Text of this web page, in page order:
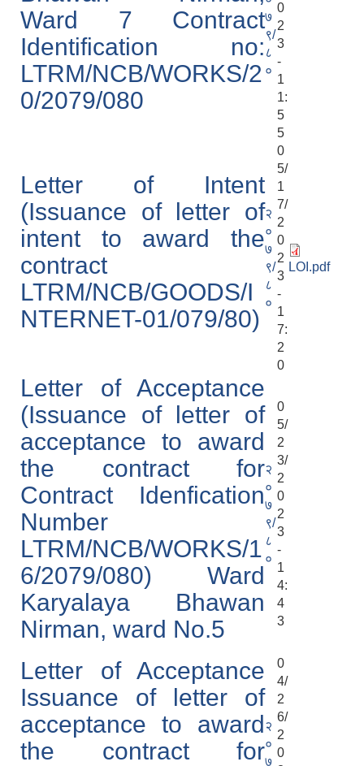
Ward 7 Contract
Identification no:
LTRM/NCB/WORKS/2
0/2079/080
७
९/
८
०
0
2
3
-
1
1:
5
5
Letter of Intent
(Issuance of letter of
intent to award the
contract
LTRM/NCB/GOODS/I
NTERNET-01/079/80)
२
०
७
९/
८
०
0
5/
1
7/
2
0
2
3
-
1
7:
2
0
LOI.pdf
Letter of Acceptance
(Issuance of letter of
acceptance to award
the contract for
Contract Idenfication
Number
LTRM/NCB/WORKS/1
6/2079/080) Ward
Karyalaya Bhawan
Nirman, ward No.5
२
०
७
९/
८
०
0
5/
2
3/
2
0
2
3
-
1
4:
4
3
Letter of Acceptance
Issuance of letter of
acceptance to award
the contract for
२
०
७
0
4/
2
6/
2
0